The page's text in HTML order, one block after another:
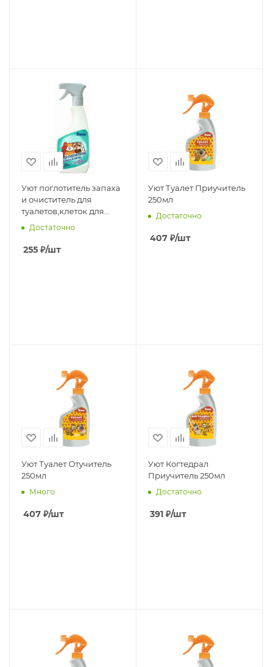
Уют поглотитель запаха
и очиститель для
туалетов,клеток для
животных и птиц 500мл
Достаточно
255 ₽/шт
Уют Туалет Приучитель
250мл
Достаточно
407 ₽/шт
Уют Туалет Отучитель
250мл
Много
407 ₽/шт
Уют Когтедрал
Приучитель 250мл
Достаточно
391 ₽/шт